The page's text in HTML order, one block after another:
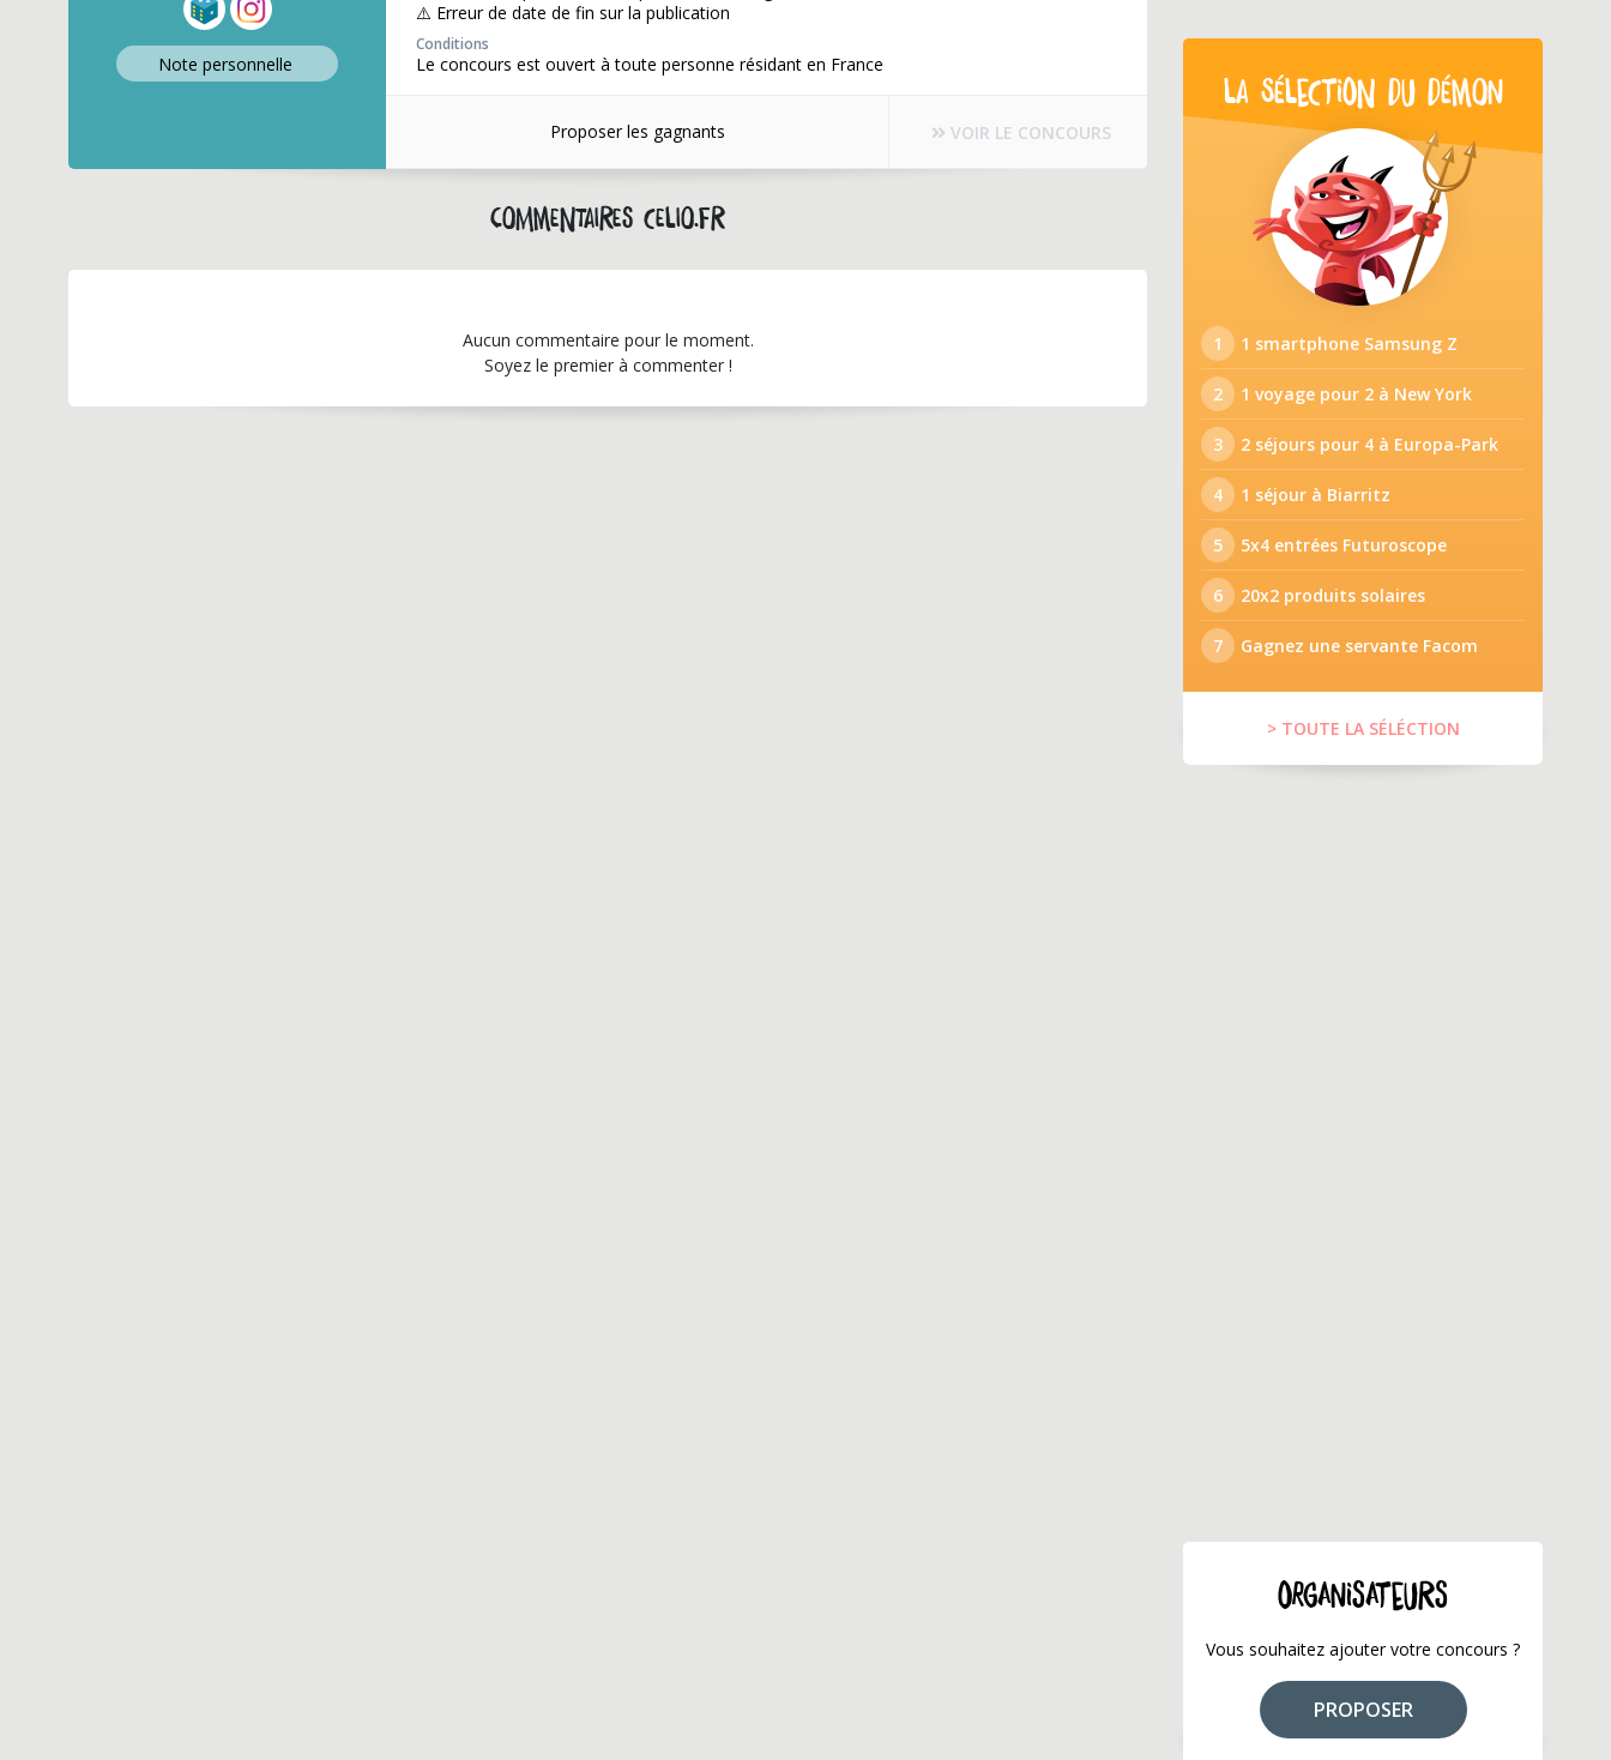
Note personnelle
⚠️ Erreur de date de fin sur la publication
Conditions
Le concours est ouvert à toute personne résidant en France
Proposer les gagnants VOIR LE CONCOURS
Commentaires celio.fr
Aucun commentaire pour le moment.
Soyez le premier à commenter !
LA SÉLECTION DU DÉMON
1 1 smartphone Samsung Z
2 1 voyage pour 2 à New York
3 2 séjours pour 4 à Europa-Park
4 1 séjour à Biarritz
5 5x4 entrées Futuroscope
6 20x2 produits solaires
7 Gagnez une servante Facom
> TOUTE LA SÉLÉCTION
ORGANISATEURS
Vous souhaitez ajouter votre concours ?
PROPOSER